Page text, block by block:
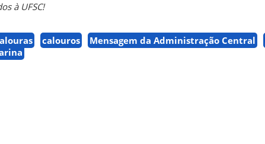
à UFSC!
calouros Mensagem da Administração Central